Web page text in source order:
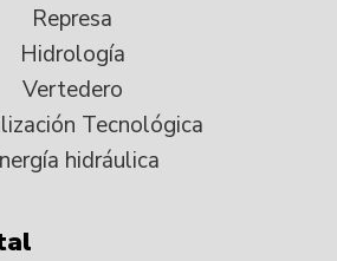
Represa
Hidrología
Vertedero
Tecnológica
hidráulica